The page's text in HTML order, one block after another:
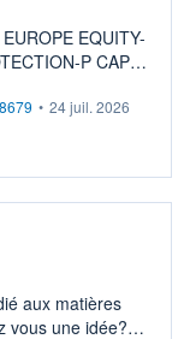
EQUITY-
P CAP
• 24 juil. 2026
aux matières
vous une idée?